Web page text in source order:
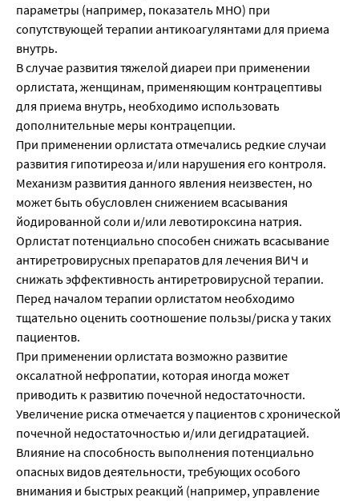
параметры (например, показатель MНО) при
сопутствующей терапии антикоагулянтами для приема
внутрь.
В случае развития тяжелой диареи при применении
орлистата, женщинам, применяющим контрацептивы
для приема внутрь, необходимо использовать
дополнительные меры контрацепции.
При применении орлистата отмечались редкие случаи
развития гипотиреоза и/или нарушения его контроля.
Механизм развития данного явления неизвестен, но
может быть обусловлен снижением всасывания
йодированной соли и/или левотироксина натрия.
Орлистат потенциально способен снижать всасывание
антиретровирусных препаратов для лечения ВИЧ и
снижать эффективность антиретровирусной терапии.
Перед началом терапии орлистатом необходимо
тщательно оценить соотношение пользы/риска у таких
пациентов.
При применении орлистата возможно развитие
оксалатной нефропатии, которая иногда может
приводить к развитию почечной недостаточности.
Увеличение риска отмечается у пациентов с хронической
почечной недостаточностью и/или дегидратацией.
Влияние на способность выполнения потенциально
опасных видов деятельности, требующих особого
внимания и быстрых реакций (например, управление